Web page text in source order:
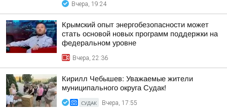
Вчера, 19:24
Крымский опыт энергобезопасности может
стать основой новых программ поддержки на
федеральном уровне
Вчера, 22:36
Кирилл Чебышев: Уважаемые жители
муниципального округа Судак!
СУДАК Вчера, 17:55